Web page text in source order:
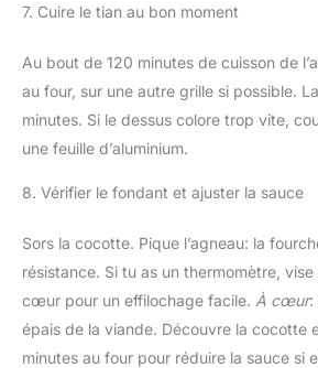
7. Cuire le tian au bon moment
Au bout de 120 minutes de cuisson de
au four, sur une autre grille si possible.
minutes. Si le dessus colore trop vite,
une feuille d’aluminium.
8. Vérifier le fondant et ajuster la sauce
Sors la cocotte. Pique l’agneau: la
résistance. Si tu as un thermomètre,
cœur pour un effilochage facile. À cœur:
épais de la viande. Découvre la cocotte
minutes au four pour réduire la sauce si